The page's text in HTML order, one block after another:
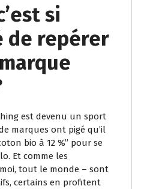
si
de repérer
est devenu un sport
marques ont pigé qu’il
bio à 12 %” pour se
Et comme les
tout le monde – sont
certains en profitent